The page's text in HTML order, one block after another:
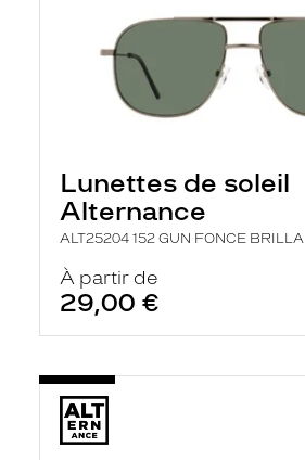
Lunettes de soleil
Alternance
ALT25204 152 GUN FONCE BRILLA
À partir de
29,00 €